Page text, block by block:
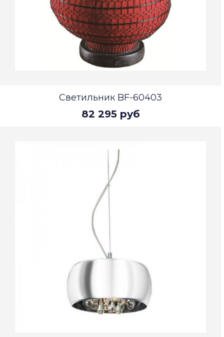
Светильник BF-60403
82 295 руб